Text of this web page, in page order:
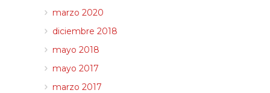
marzo 2020
diciembre 2018
mayo 2018
mayo 2017
marzo 2017